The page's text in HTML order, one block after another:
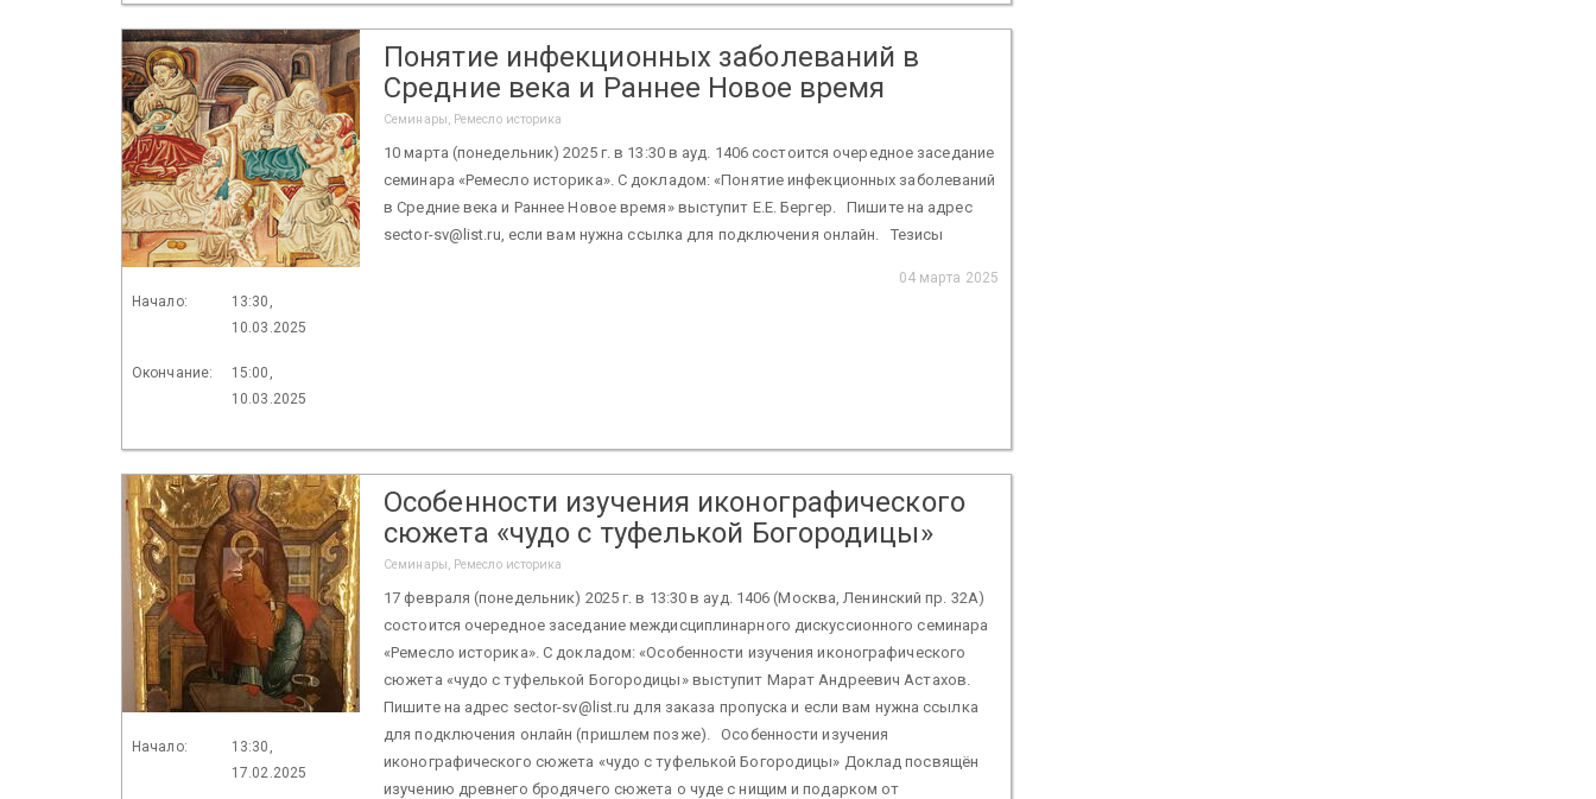
Начало:
13:30,
10.03.2025
Окончание:
15:00,
10.03.2025
Понятие инфекционных заболеваний в
Средние века и Раннее Новое время
Семинары, Ремесло историка
10 марта (понедельник) 2025 г. в 13:30 в ауд. 1406 состоится очередное заседание
семинара «Ремесло историка». С докладом: «Понятие инфекционных заболеваний
в Средние века и Раннее Новое время» выступит Е.Е. Бергер. Пишите на адрес
sector-sv@list.ru, если вам нужна ссылка для подключения онлайн. Тезисы
04 марта 2025
Начало:
13:30,
17.02.2025
Особенности изучения иконографического
сюжета «чудо с туфелькой Богородицы»
Семинары, Ремесло историка
17 февраля (понедельник) 2025 г. в 13:30 в ауд. 1406 (Москва, Ленинский пр. 32А)
состоится очередное заседание междисциплинарного дискуссионного семинара
«Ремесло историка». С докладом: «Особенности изучения иконографического
сюжета «чудо с туфелькой Богородицы» выступит Марат Андреевич Астахов.
Пишите на адрес sector-sv@list.ru для заказа пропуска и если вам нужна ссылка
для подключения онлайн (пришлем позже). Особенности изучения
иконографического сюжета «чудо с туфелькой Богородицы» Доклад посвящён
изучению древнего бродячего сюжета о чуде с нищим и подарком от